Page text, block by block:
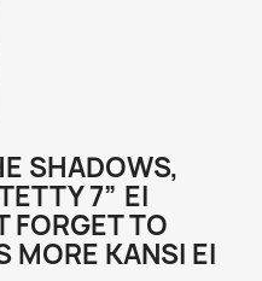
SHADOWS,
7” EI
FORGET TO
MORE KANSI EI